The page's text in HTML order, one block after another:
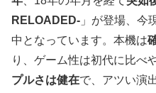
RELOADED‐ 」が登場、今
中となっています。本機は
り、ゲーム性は初代に比べ
プルさは健在で、アツい演